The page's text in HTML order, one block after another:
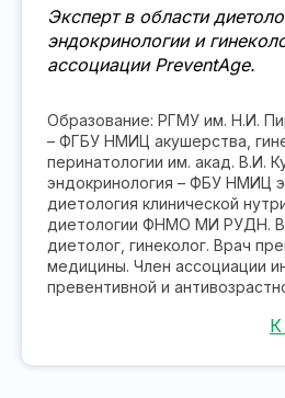
Эксперт в области
эндокринологии и
ассоциации PreventAge.
Образование: РГМУ им. Н.И.
– ФГБУ НМИЦ акушерства,
перинатологии им. акад. В.И.
эндокринология – ФБУ НМИЦ
диетология клинической
диетологии ФНМО МИ РУДН.
диетолог, гинеколог. Врач
медицины. Член ассоциации
превентивной и
К